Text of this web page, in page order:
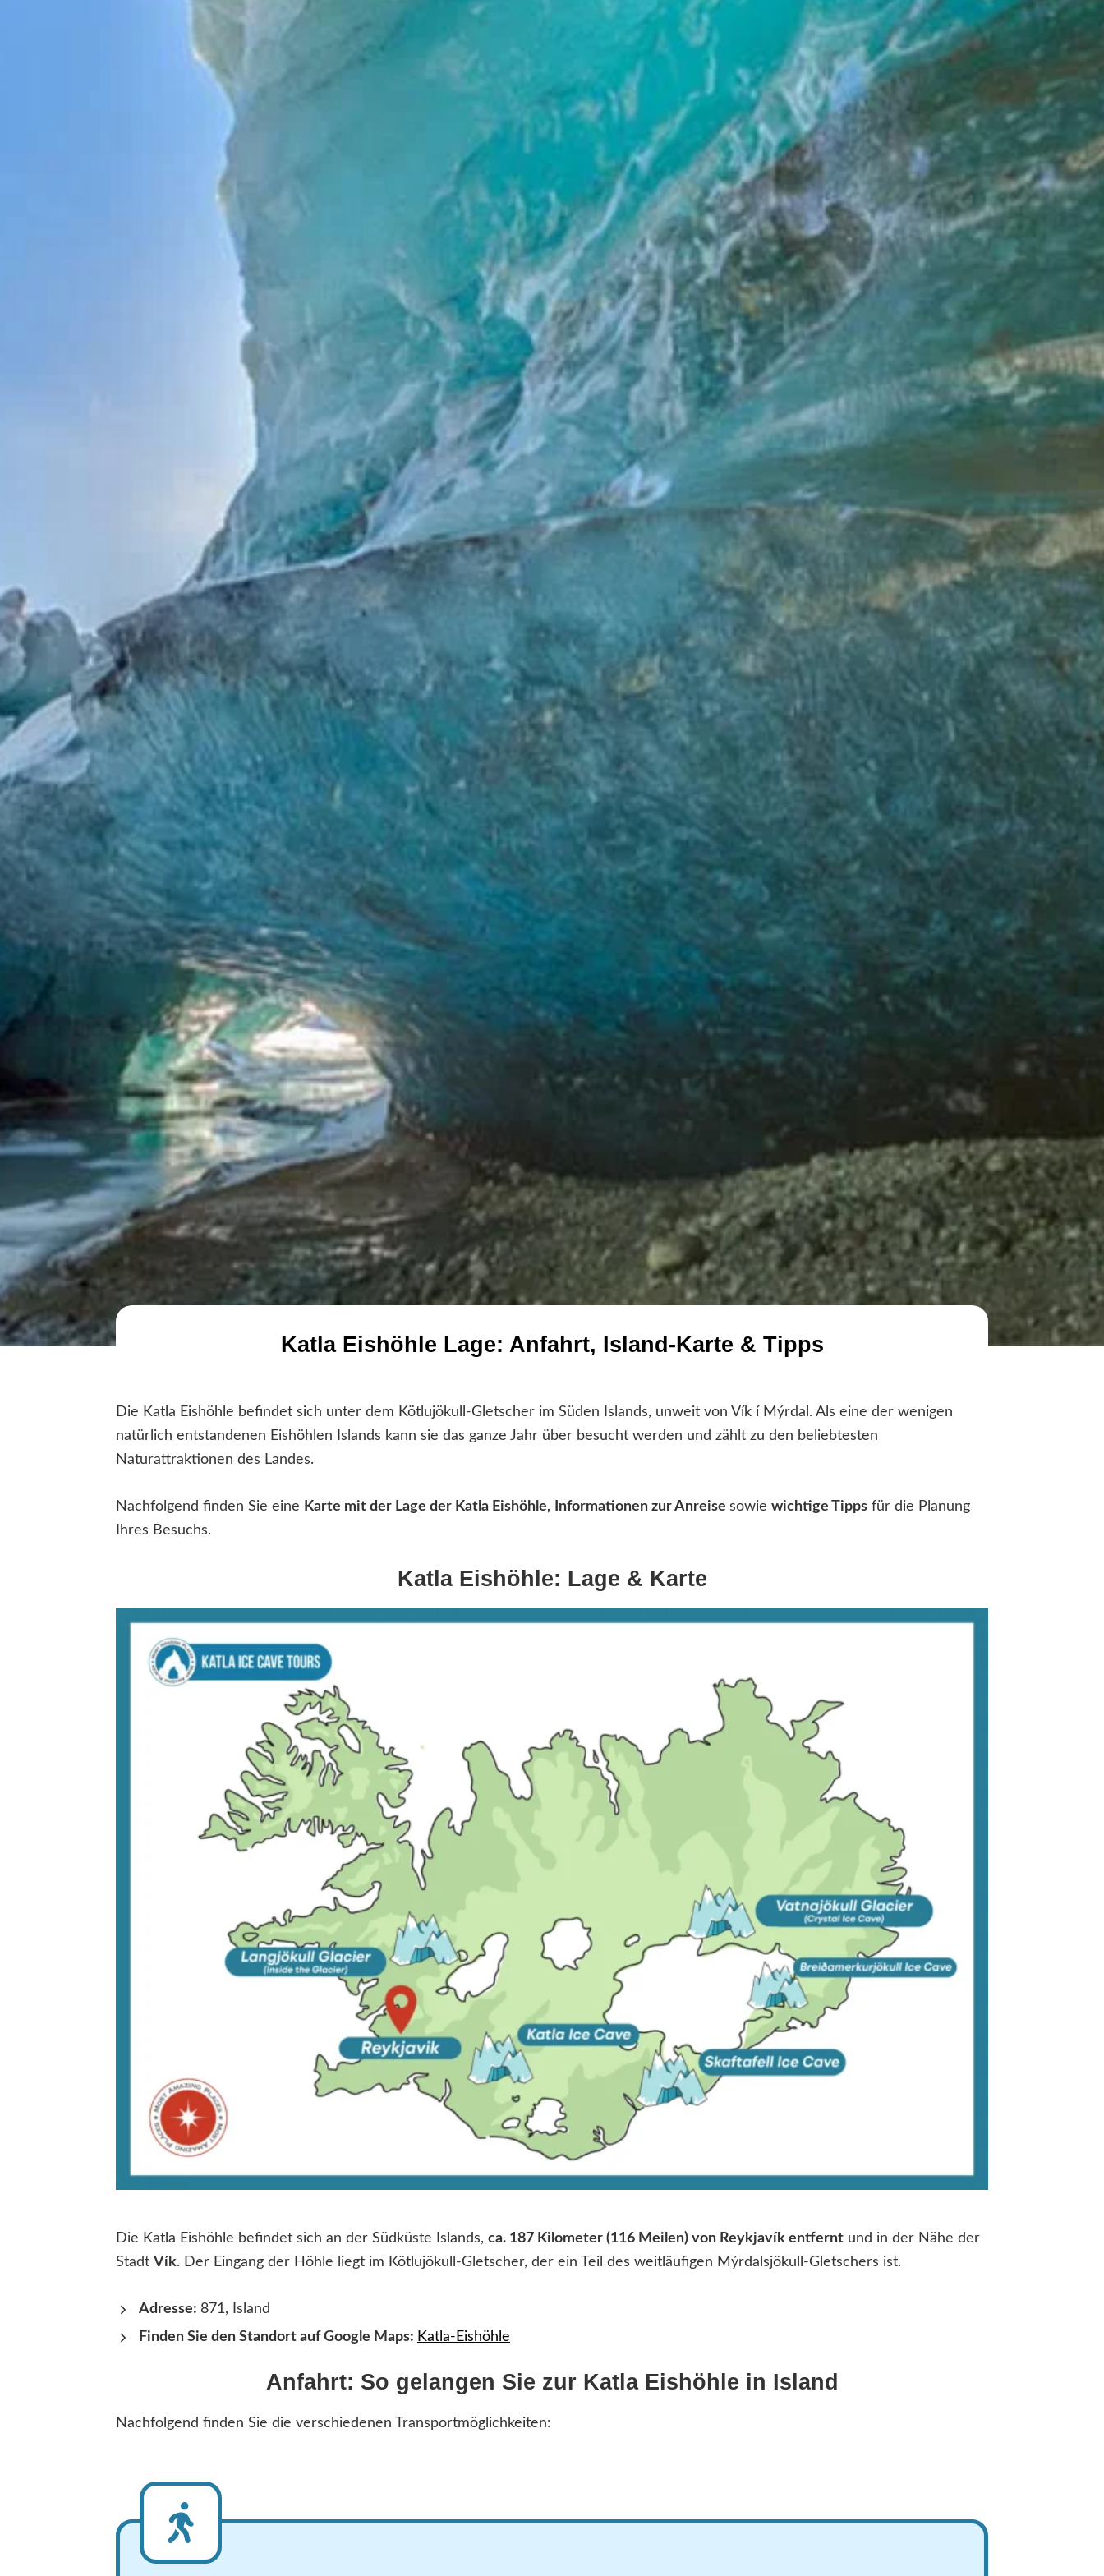
Katla Eishöhle Lage: Anfahrt, Island-Karte & Tipps
Die Katla Eishöhle befindet sich unter dem Kötlujökull-Gletscher im Süden Islands, unweit von Vík í Mýrdal. Als eine der wenigen
natürlich entstandenen Eishöhlen Islands kann sie das ganze Jahr über besucht werden und zählt zu den beliebtesten
Naturattraktionen des Landes.
Nachfolgend finden Sie eine Karte mit der Lage der Katla Eishöhle, Informationen zur Anreise sowie wichtige Tipps für die Planung
Ihres Besuchs.
Katla Eishöhle: Lage & Karte
Die Katla Eishöhle befindet sich an der Südküste Islands, ca. 187 Kilometer (116 Meilen) von Reykjavík entfernt und in der Nähe der
Stadt Vík. Der Eingang der Höhle liegt im Kötlujökull-Gletscher, der ein Teil des weitläufigen Mýrdalsjökull-Gletschers ist.
Adresse: 871, Island
Finden Sie den Standort auf Google Maps: Katla-Eishöhle
Anfahrt: So gelangen Sie zur Katla Eishöhle in Island
Nachfolgend finden Sie die verschiedenen Transportmöglichkeiten: